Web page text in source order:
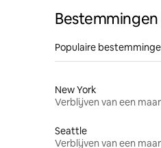
Populaire
New York
Verblijven van een
Seattle
Verblijven van een